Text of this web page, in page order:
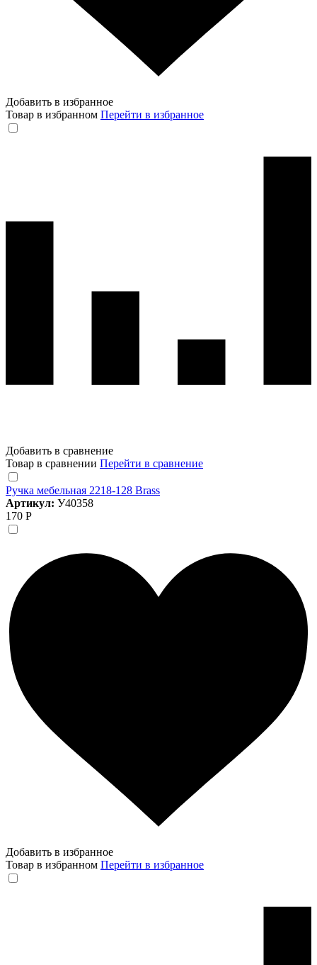
Добавить в избранное
Товар в избранном Перейти в избранное
Добавить в сравнение
Товар в сравнении Перейти в сравнение
Ручка мебельная 2218-128 Brass
Артикул: У40358
170 Р
Добавить в избранное
Товар в избранном Перейти в избранное